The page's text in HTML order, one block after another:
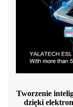
Tworzenie
dzięki